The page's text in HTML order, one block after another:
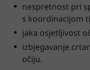
nespretnost pri
s koordinacijom
jaka osjetljivost
izbjegavanje
očiju.